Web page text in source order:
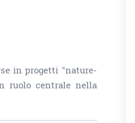
in progetti "nature-
ruolo centrale nella